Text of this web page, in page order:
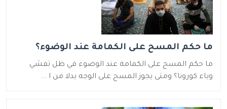
ما حكم المسح على الكمامة عند الوضوء؟
ما حكم المسح على الكمامة عند الوضوء في ظل تفشي
وباء كورونا؟ ومتى يجوز المسح على الوجه بدلا من ا ...